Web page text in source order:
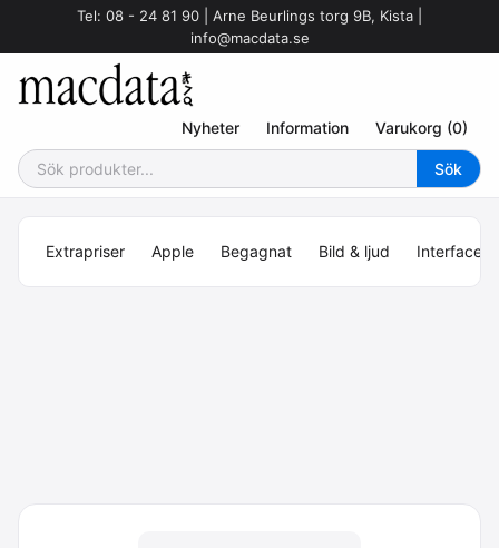
Tel: 08 - 24 81 90 | Arne Beurlings torg 9B, Kista |
info@macdata.se
Nyheter Information Varukorg (0)
Extrapriser Apple Begagnat Bild & ljud Interface